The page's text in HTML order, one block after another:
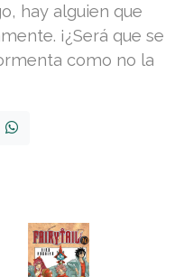
hay alguien que
¡¿Será que se
como no la